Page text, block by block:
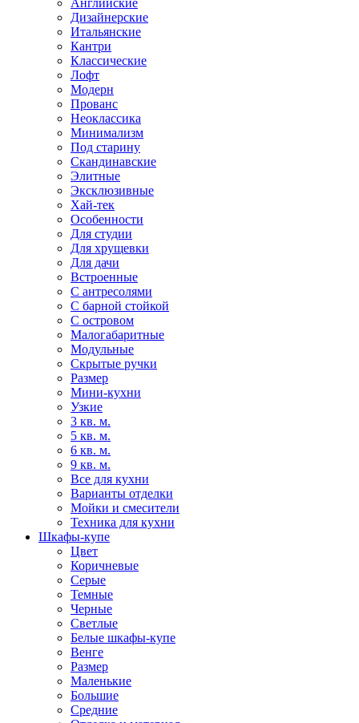
Английские
Дизайнерские
Итальянские
Кантри
Классические
Лофт
Модерн
Прованс
Неоклассика
Минимализм
Под старину
Скандинавские
Элитные
Эксклюзивные
Хай-тек
Особенности
Для студии
Для хрущевки
Для дачи
Встроенные
С антресолями
С барной стойкой
С островом
Малогабаритные
Модульные
Скрытые ручки
Размер
Мини-кухни
Узкие
3 кв. м.
5 кв. м.
6 кв. м.
9 кв. м.
Все для кухни
Варианты отделки
Мойки и смесители
Техника для кухни
Шкафы-купе
Цвет
Коричневые
Серые
Темные
Черные
Светлые
Белые шкафы-купе
Венге
Размер
Маленькие
Большие
Средние